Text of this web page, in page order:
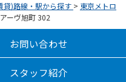
貸)路線・駅から探す > 東京メトロ
ーヴ旭町 302
お問い合わせ
スタッフ紹介